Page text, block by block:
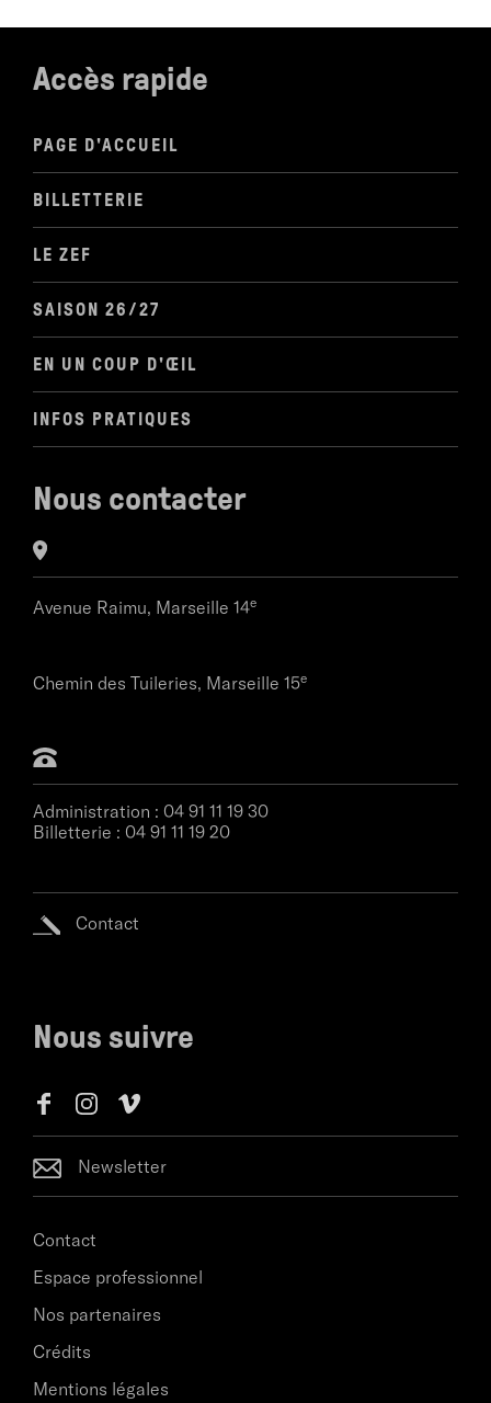
Accès rapide
PAGE D'ACCUEIL
BILLETTERIE
LE ZEF
SAISON 26/27
EN UN COUP D'ŒIL
INFOS PRATIQUES
Nous contacter
Avenue Raimu, Marseille 14e
Chemin des Tuileries, Marseille 15e
Administration : 04 91 11 19 30
Billetterie : 04 91 11 19 20
Contact
Nous suivre
Newsletter
Contact
Espace professionnel
Nos partenaires
Crédits
Mentions légales